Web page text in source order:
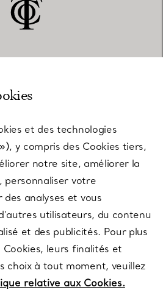
et des technologies
y compris des Cookies tiers,
notre site, améliorer la
votre
analyses et vous
utilisateurs, du contenu
et des publicités. Pour plus
Cookies, leurs finalités et
choix à tout moment, veuillez
relative aux Cookies.